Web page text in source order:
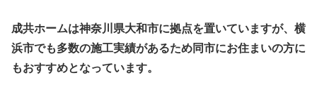
成共ホームは神奈川県大和市に拠点を置いていますが、横
浜市でも多数の施工実績があるため同市にお住まいの方に
もおすすめとなっています。